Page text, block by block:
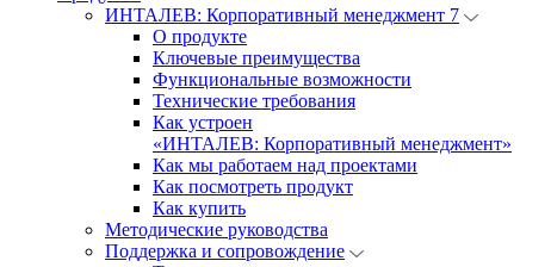
ИНТАЛЕВ: Корпоративный менеджмент 7
О продукте
Ключевые преимущества
Функциональные возможности
Технические требования
Как устроен
«ИНТАЛЕВ: Корпоративный менеджмент»
Как мы работаем над проектами
Как посмотреть продукт
Как купить
Методические руководства
Поддержка и сопровождение